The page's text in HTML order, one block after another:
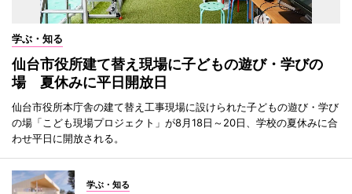
学ぶ・知る
仙台市役所建て替え現場に子どもの遊び・学びの
場 夏休みに平日開放日
仙台市役所本庁舎の建て替え工事現場に設けられた子どもの遊び・学び
の場「こども現場プロジェクト」が8月18日～20日、学校の夏休みに合
わせ平日に開放される。
学ぶ・知る